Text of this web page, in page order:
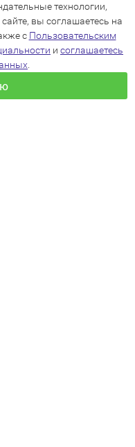
технологии,
вы соглашаетесь на
с Пользовательским
и соглашаетесь